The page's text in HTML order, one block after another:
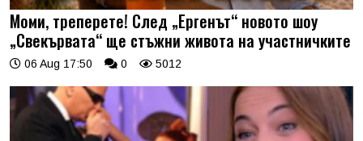
Моми, треперете! След „Ергенът“ новото шоу
„Свекървата“ ще стъжни живота на участничките
06 Aug 17:50 0 5012